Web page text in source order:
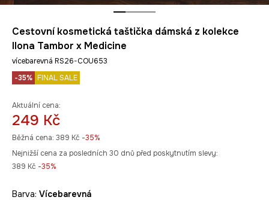
Cestovní kosmetická taštička dámská z kolekce
Ilona Tambor x Medicine
vícebarevná RS26-COU653
-35% FINAL SALE
Aktuální cena:
249 Kč
Běžná cena: 389 Kč -35%
Nejnižší cena za posledních 30 dnů před poskytnutím slevy:
389 Kč -35%
Barva: vícebarevná